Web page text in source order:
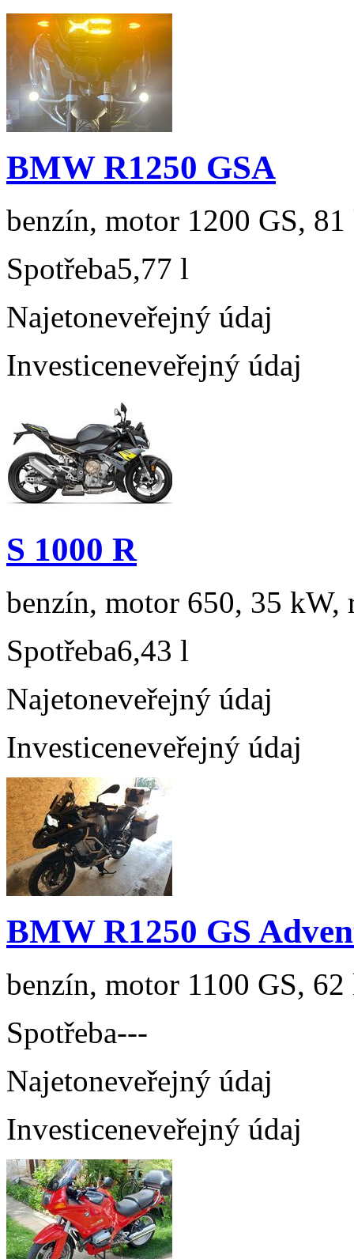
BMW R1250 GSA
benzín, motor 1200 GS,
Spotřeba5,77 l
Najetoneveřejný údaj
Investiceneveřejný údaj
S 1000 R
benzín, motor 650, 35 kW,
Spotřeba6,43 l
Najetoneveřejný údaj
Investiceneveřejný údaj
BMW R1250 GS
benzín, motor 1100 GS,
Spotřeba---
Najetoneveřejný údaj
Investiceneveřejný údaj